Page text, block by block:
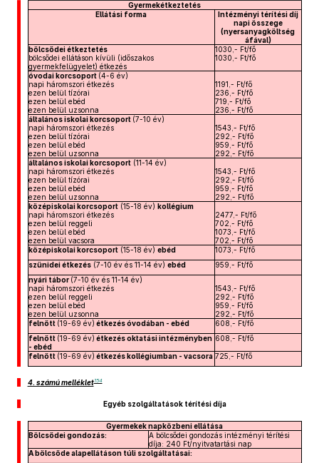
Gyermekétkeztetés
Ellátási forma
Intézményi térítési díj
napi összege
(nyersanyagköltség
áfával)
bölcsődei étkeztetés
bölcsődei ellátáson kívüli (időszakos
gyermekfelügyelet) étkezés
1030,- Ft/fő
1030,- Ft/fő
óvodai korcsoport (4-6 év)
napi háromszori étkezés
ezen belül tízórai
ezen belül ebéd
ezen belül uzsonna
1191,- Ft/fő
236,- Ft/fő
719,- Ft/fő
236,- Ft/fő
általános iskolai korcsoport (7-10 év)
napi háromszori étkezés
ezen belül tízórai
ezen belül ebéd
ezen belül uzsonna
1543,- Ft/fő
292,- Ft/fő
959,- Ft/fő
292,- Ft/fő
általános iskolai korcsoport(11-14 év)
napi háromszori étkezés
ezen belül tízórai
ezen belül ebéd
ezen belül uzsonna
1543,- Ft/fő
292,- Ft/fő
959,- Ft/fő
292,- Ft/fő
középiskolai korcsoport(15-18 év) kollégium
napi háromszori étkezés
ezen belül reggeli
ezen belül ebéd
ezen belül vacsora
2477,- Ft/fő
702,- Ft/fő
1073,- Ft/fő
702,- Ft/fő
középiskolai korcsoport(15-18 év) ebéd
1073,- Ft/fő
szünidei étkezés(7-10 év és 11-14 év) ebéd
959,- Ft/fő
nyári tábor (7-10 év és 11-14 év)
napi háromszori étkezés
ezen belül reggeli
ezen belül ebéd
ezen belül uzsonna
1543,- Ft/fő
292,- Ft/fő
959,- Ft/fő
292,- Ft/fő
felnőtt (19-69 év) étkezés óvodában - ebéd
608,- Ft/fő
felnőtt (19-69 év) étkezés oktatási intézményben
- ebéd
608,- Ft/fő
felnőtt (19-69 év) étkezés kollégiumban - vacsora 725,- Ft/fő
4. számú melléklet154
Egyéb szolgáltatások térítési díja
Gyermekek napközbeni ellátása
Bölcsődei gondozás:
A bölcsődei gondozás intézményi térítési
díja: 240 Ft/nyitvatartási nap
A bölcsőde alapellátáson túli szolgáltatásai: